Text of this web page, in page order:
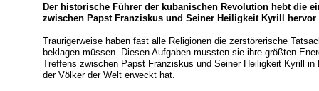
Der historische Führer der kubanischen Revolution hebt die
zwischen Papst Franziskus und Seiner Heiligkeit Kyrill hervor
Traurigerweise haben fast alle Religionen die zerstörerische
beklagen müssen. Diesen Aufgaben mussten sie ihre größten
Treffens zwischen Papst Franziskus und Seiner Heiligkeit Kyrill
der Völker der Welt erweckt hat.